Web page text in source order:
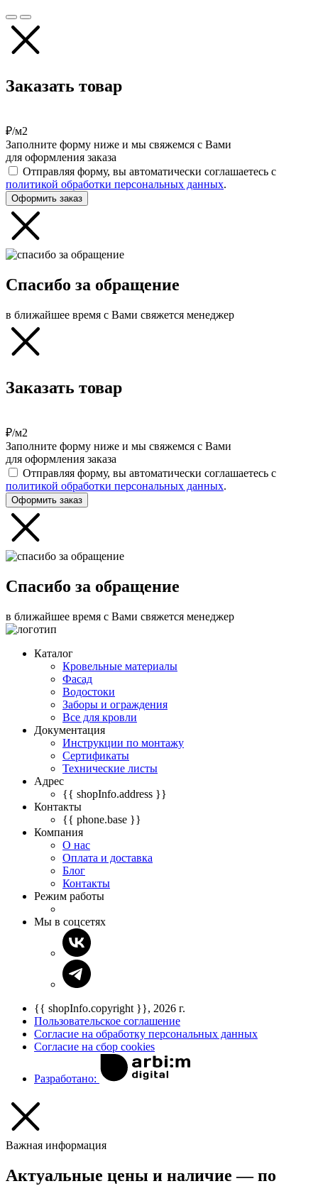
Заказать товар
₽/м2
Заполните форму ниже и мы свяжемся с Вами
для оформления заказа
Отправляя форму, вы автоматически соглашаетесь с
политикой обработки персональных данных.
Оформить заказ
Спасибо за обращение
в ближайшее время с Вами свяжется менеджер
Заказать товар
₽/м2
Заполните форму ниже и мы свяжемся с Вами
для оформления заказа
Отправляя форму, вы автоматически соглашаетесь с
политикой обработки персональных данных.
Оформить заказ
Спасибо за обращение
в ближайшее время с Вами свяжется менеджер
Каталог
Кровельные материалы
Фасад
Водостоки
Заборы и ограждения
Все для кровли
Документация
Инструкции по монтажу
Сертификаты
Технические листы
Адрес
{{ shopInfo.address }}
Контакты
{{ phone.base }}
Компания
О нас
Оплата и доставка
Блог
Контакты
Режим работы
Мы в соцсетях
{{ shopInfo.copyright }}, 2026 г.
Пользовательское соглашение
Согласие на обработку персональных данных
Согласие на сбор cookies
Разработано:
Важная информация
Актуальные цены и наличие — по